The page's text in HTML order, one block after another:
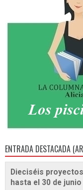
ENTRADA DESTACADA
Dieciséis
hasta el 30 de